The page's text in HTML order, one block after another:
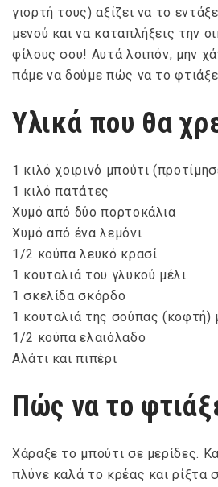
γιορτή τους) αξίζει να το
μενού και να καταπλήξεις την
φίλους σου! Αυτά λοιπόν, μην
πάμε να δούμε πώς να το
Υλικά που θα
1 κιλό χοιρινό μπούτι
1 κιλό πατάτες
Χυμό από δύο πορτοκάλια
Χυμό από ένα λεμόνι
1/2 κούπα λευκό κρασί
1 κουταλιά του γλυκού μέλι
1 σκελίδα σκόρδο
1 κουταλιά της σούπας (κοφτή)
1/2 κούπα ελαιόλαδο
Αλάτι και πιπέρι
Πώς να το
Χάραξε το μπούτι σε μερίδες.
πλύνε καλά το κρέας και ρίξτα